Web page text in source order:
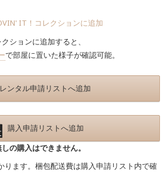
IT！コレクションに追加
クションに追加すると、
で部屋に置いた様子が確認可能。
レンタル申請リストへ追加
購入申請リストへ追加
の購入はできません。
ます。梱包配送費は購入申請リスト内で確